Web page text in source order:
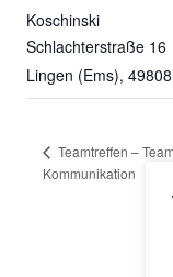
Koschinski
Schlachterstraße 16
Lingen (Ems), 49808
Teamtreffen –
Kommunikation